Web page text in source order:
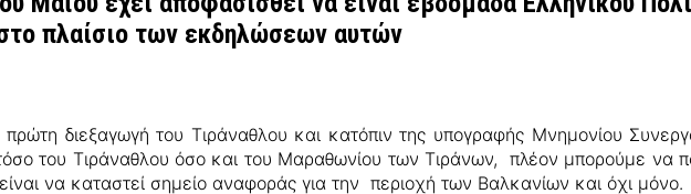
πλαίσιο των εκδηλώσεων αυτών
πρώτη διεξαγωγή του Τιράναθλου και κατόπιν της υπογραφής Μνημονίου
του Τιράναθλου όσο και του Μαραθωνίου των Τιράνων, πλέον μπορούμε να
να καταστεί σημείο αναφοράς για την περιοχή των Βαλκανίων και όχι μόνο.